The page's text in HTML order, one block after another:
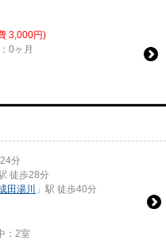
3,000円)
0ヶ月
分
徒歩28分
田湯川
」駅 徒歩40分
： 2室